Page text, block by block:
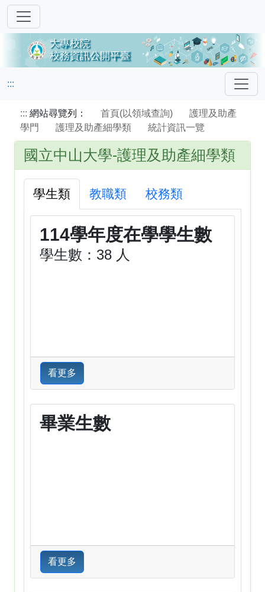
:::
::: 網站尋覽列： 首頁(以領域查詢)
護理及助產
學門
護理及助產細學類 統計資訊一覽
國立中山大學-護理及助產細學類
學生類 教職類 校務類
114學年度在學學生數
學生數：38 人
看更多
畢業生數
看更多